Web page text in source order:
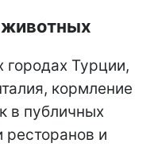
городах Турции,
кормление
в публичных
ресторанов и